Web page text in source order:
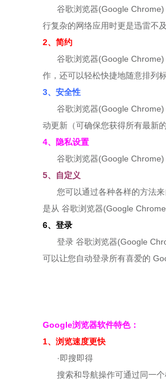
谷歌浏览器(Google Chrome)
行复杂的网络应用时更是迅雷不
2、简约
谷歌浏览器(Google Chrome)
作，还可以轻松快捷地随意排列标
3、安全性
谷歌浏览器(Google Chrome)
动更新（可确保您获得所有最新
4、隐私设置
谷歌浏览器(Google Chrome)
5、自定义
您可以通过各种各样的方法来
是从 谷歌浏览器(Google
6、登录
登录 谷歌浏览器(Google
可以让您自动登录所有喜爱的
Google浏览器软件特色：
1、浏览速度更快
·即搜即得
搜索和导航操作可通过同一个